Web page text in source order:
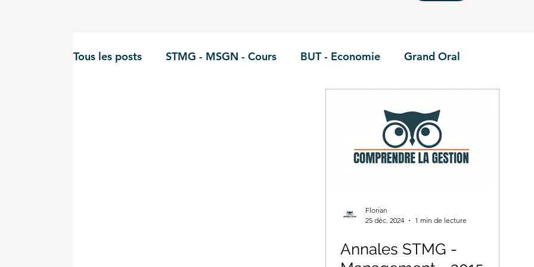
Tous les posts STMG - MSGN - Cours BUT - Economie Grand Oral
BUT - Droit fiscal BTS - P6
BTS GPME - Annales BTS GPME -A1
Florian
25 déc. 2024
1 min de lecture
Annales STMG -